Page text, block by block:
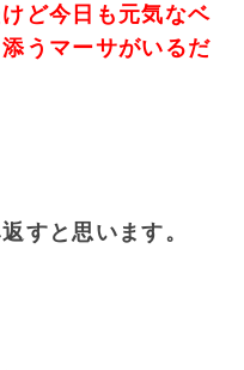
ど今日も元気なベ
うマーサがいるだ
すと思います。